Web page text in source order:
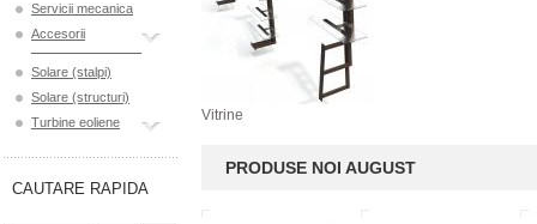
Vitrine
PRODUSE NOI AUGUST
Servicii mecanica
Accesorii
Solare (stalpi)
Solare (structuri)
Turbine eoliene
CAUTARE RAPIDA